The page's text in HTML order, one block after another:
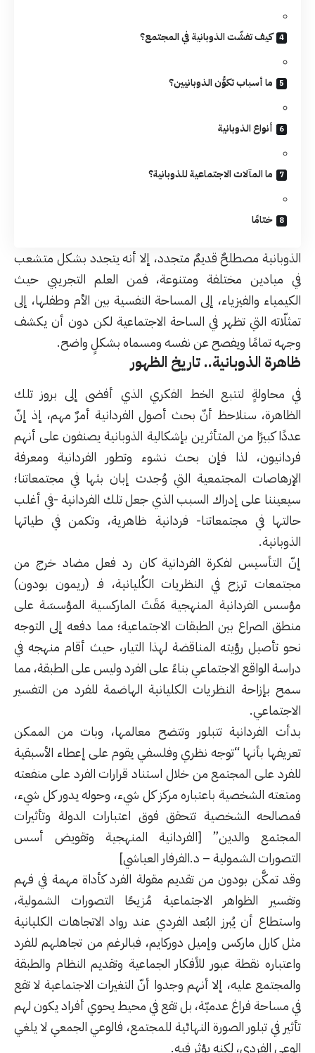
كيف تفشّت الذوبانية في المجتمع؟
ما أسباب تكوُّن الذوبانيين؟
أنواع الذوبانية
ما المآلات الاجتماعية للذوبانية؟
ختامًا
الذوبانية مصطلحٌ قديمٌ متجدد، إلا أنه يتجدد بشكل متشعب
في ميادين مختلفة ومتنوعة، فمن العلم التجريبي حيث
الكيمياء والفيزياء، إلى المساحة النفسية بين الأم وطفلها، إلى
تمثلّاته التي تظهر في الساحة الاجتماعية لكن دون أن يكشف
وجهه تمامًا ويفصح عن نفسه ومسماه بشكلٍ واضح.
ظاهرة الذوبانية.. تاريخ الظهور
في محاولةٍ لتتبع الخط الفكري الذي أفضى إلى بروز تلك
الظاهرة، سنلاحظ أنّ بحث أصول الفردانية أمرٌ مهم، إذ إنّ
عددًا كبيرًا من المتأثرين بإشكالية الذوبانية يصنفون على أنهم
فردانيون، لذا فإن بحث نشوء وتطور الفردانية ومعرفة
الإرهاصات المجتمعية التي وُجدت إبان بثها في مجتمعاتنا؛
سيعيننا على إدراك السبب الذي جعل تلك الفردانية -في أغلب
حالتها في مجتمعاتنا- فردانية ظاهرية، وتكمن في طياتها
الذوبانية.
إنّ التأسيس لفكرة الفردانية كان رد فعل مضاد خرج من
مجتمعات ترزح في النظريات الكُليانية، فـ (ريمون بودون)
مؤسس الفردانية المنهجية مَقَتَ الماركسية المؤسسَة على
منطق الصراع بين الطبقات الاجتماعية؛ مما دفعه إلى التوجه
نحو تأصيل رؤيته المناقضة لهذا التيار، حيث أقام منهجه في
دراسة الواقع الاجتماعي بناءً على الفرد وليس على الطبقة، مما
سمح بإزاحة النظريات الكليانية الهاضمة للفرد من التفسير
الاجتماعي.
بدأت الفردانية تتبلور وتتضح معالمها، وبات من الممكن
تعريفها بأنها “توجه نظري وفلسفي يقوم على إعطاء الأسبقية
للفرد على المجتمع من خلال استناد قرارات الفرد على منفعته
ومتعته الشخصية باعتباره مركز كل شيء، وحوله يدور كل شيء،
فمصالحه الشخصية تتحقق فوق اعتبارات الدولة وتأثيرات
المجتمع والدين” [الفردانية المنهجية وتقويض أسس
التصورات الشمولية – د.الفرفار العياشي]
وقد تمكَّن بودون من تقديم مقولة الفرد كأداة مهمة في فهم
وتفسير الظواهر الاجتماعية مُزيحًا التصورات الشمولية،
واستطاع أن يُبرز البُعد الفردي عند رواد الاتجاهات الكليانية
مثل كارل ماركس وإميل دوركايم، فبالرغم من تجاهلهم للفرد
واعتباره نقطة عبور للأفكار الجماعية وتقديم النظام والطبقة
والمجتمع عليه، إلا أنهم وجدوا أنّ التغيرات الاجتماعية لا تقع
في مساحة فراغ عدميّة، بل تقع في محيط يحوي أفراد يكون لهم
تأثير في تبلور الصورة النهائية للمجتمع، فالوعي الجمعي لا يلغي
الوعي الفردي، لكنه يؤثر فيه.